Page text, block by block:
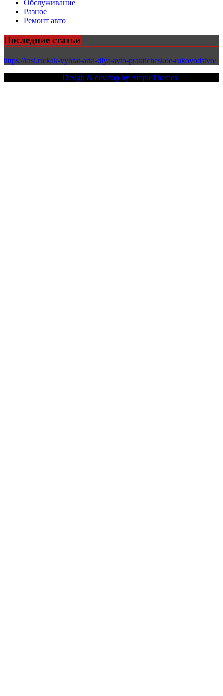
Обслуживание
Разное
Ремонт авто
Последние статьи
https://rasi.ru/kak-vybrat-arki-dlya-avto-prakticheskoe-rukovodstvo/
Design & develop by AmpleThemes